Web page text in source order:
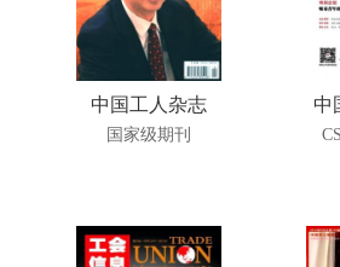
中国工人杂志
国家级期刊
中